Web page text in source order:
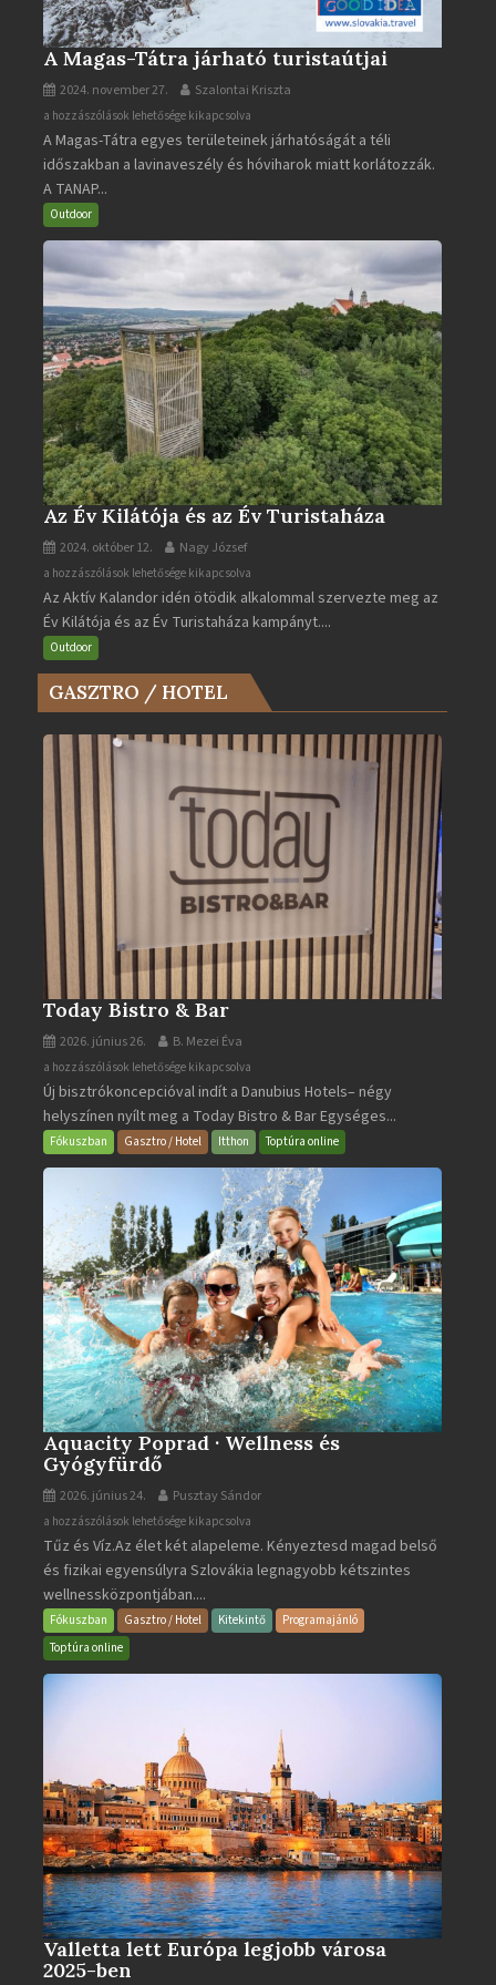
A Magas-Tátra járható turistaútjai
2024. november 27. Szalontai Kriszta
A
Magas-
Tátra
járható
turistaútjai
a hozzászólások lehetősége kikapcsolva
A Magas-Tátra egyes területeinek járhatóságát a téli
időszakban a lavinaveszély és hóviharok miatt korlátozzák.
A TANAP...
Outdoor
Az Év Kilátója és az Év Turistaháza
2024. október 12. Nagy József
Az
Év
Kilátója
és
az
Év
bejegyzéshez
a hozzászólások lehetősége kikapcsolva
Az Aktív Kalandor idén ötödik alkalommal szervezte meg az
Év Kilátója és az Év Turistaháza kampányt....
Outdoor
GASZTRO / HOTEL
Today Bistro & Bar
2026. június 26. B. Mezei Éva
Today
Bistro
&
Bar
bejegyzéshez
a hozzászólások lehetősége kikapcsolva
Új bisztrókoncepcióval indít a Danubius Hotels– négy
helyszínen nyílt meg a Today Bistro & Bar Egységes...
Fókuszban Gasztro / Hotel Itthon Toptúra online
Aquacity Poprad · Wellness és
Gyógyfürdő
2026. június 24. Pusztay Sándor
Aquacity
Poprad
·
Wellness
és
Gyógyfürdő
a hozzászólások lehetősége kikapcsolva
Tűz és Víz.Az élet két alapeleme. Kényeztesd magad belső
és fizikai egyensúlyra Szlovákia legnagyobb kétszintes
wellnessközpontjában....
Fókuszban Gasztro / Hotel Kitekintő
Programajánló
Toptúra online
Valletta lett Európa legjobb városa
2025-ben